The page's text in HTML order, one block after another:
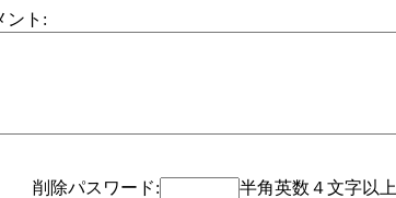
ント:
削除パスワード:
半角英数４文字以上